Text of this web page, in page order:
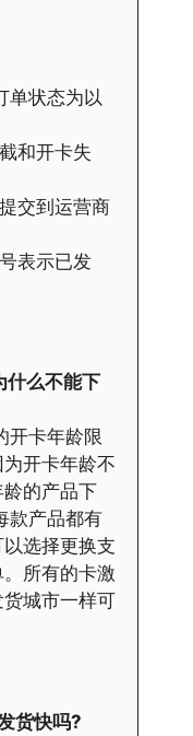
单状态为以
和开卡失
交到运营商
表示已发
什么不能下
开卡年龄限
开卡年龄不
的产品下
款产品都有
选择更换支
所有的卡激
城市一样可
货快吗?